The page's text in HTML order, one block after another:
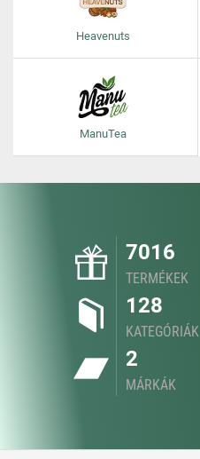
Heavenuts
ManuTea
7016
TERMÉKEK
128
KATEGÓRIÁK
2
MÁRKÁK